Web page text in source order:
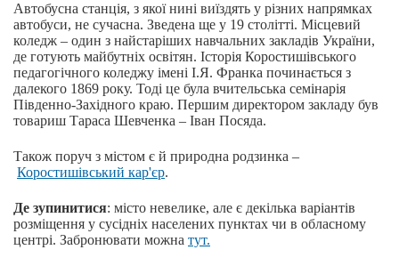
Автобусна станція, з якої нині виїздять у різних напрямках
автобуси, не сучасна. Зведена ще у 19 столітті. Місцевий
коледж – один з найстаріших навчальних закладів України,
де готують майбутніх освітян. Історія Коростишівського
педагогічного коледжу імені І.Я. Франка починається з
далекого 1869 року. Тоді це була вчительська семінарія
Південно-Західного краю. Першим директором закладу був
товариш Тараса Шевченка – Іван Посяда.
Також поруч з містом є й природна родзинка –
Коростишівський кар'єр.
Де зупинитися: місто невелике, але є декілька варіантів
розміщення у сусідніх населених пунктах чи в обласному
центрі. Забронювати можна тут.